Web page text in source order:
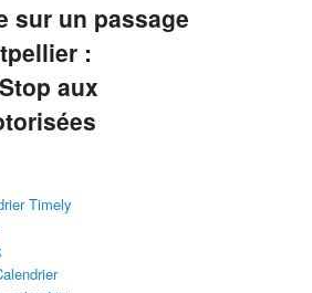
sur un passage
:
aux
Timely